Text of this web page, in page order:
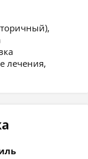
лечения,